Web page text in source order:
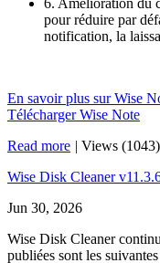
6. Amélioration du
pour réduire par
notification, la
En savoir plus sur Wise
Télécharger Wise Note
Read more | Views (1043)
Wise Disk Cleaner
Jun 30, 2026
Wise Disk Cleaner
publiées sont les suivantes